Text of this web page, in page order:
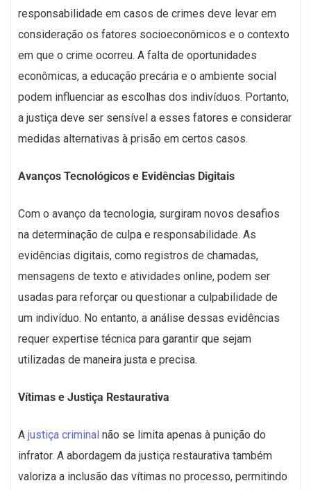
responsabilidade em casos de crimes deve levar em
consideração os fatores socioeconômicos e o contexto
em que o crime ocorreu. A falta de oportunidades
econômicas, a educação precária e o ambiente social
podem influenciar as escolhas dos indivíduos. Portanto,
a justiça deve ser sensível a esses fatores e considerar
medidas alternativas à prisão em certos casos.
Avanços Tecnológicos e Evidências Digitais
Com o avanço da tecnologia, surgiram novos desafios
na determinação de culpa e responsabilidade. As
evidências digitais, como registros de chamadas,
mensagens de texto e atividades online, podem ser
usadas para reforçar ou questionar a culpabilidade de
um indivíduo. No entanto, a análise dessas evidências
requer expertise técnica para garantir que sejam
utilizadas de maneira justa e precisa.
Vítimas e Justiça Restaurativa
A justiça criminal não se limita apenas à punição do
infrator. A abordagem da justiça restaurativa também
valoriza a inclusão das vítimas no processo, permitindo